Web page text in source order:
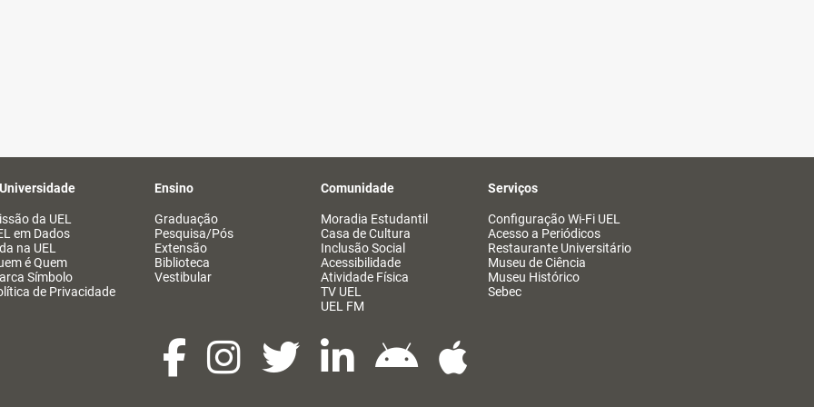
da UEL
em Dados
na UEL
é Quem
Símbolo
de Privacidade
Ensino
Graduação
Pesquisa/Pós
Extensão
Biblioteca
Vestibular
Comunidade
Moradia Estudantil
Casa de Cultura
Inclusão Social
Acessibilidade
Atividade Física
TV UEL
UEL FM
Serviços
Configuração Wi-Fi UEL
Acesso a Periódicos
Restaurante Universitário
Museu de Ciência
Museu Histórico
Sebec